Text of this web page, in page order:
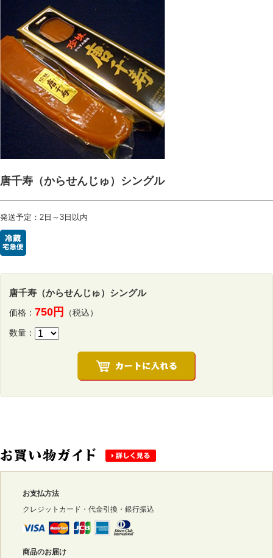
唐千寿（からせんじゅ）シングル
発送予定：2日～3日以内
唐千寿（からせんじゅ）シングル
価格： 750円 （税込）
数量：
お支払方法
クレジットカード・代金引換・銀行振込
商品のお届け